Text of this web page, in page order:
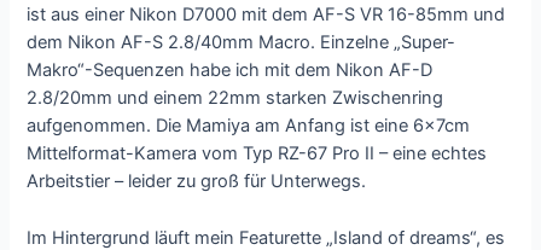
ist aus einer Nikon D7000 mit dem AF-S VR 16-85mm und
dem Nikon AF-S 2.8/40mm Macro. Einzelne „Super-
Makro“-Sequenzen habe ich mit dem Nikon AF-D
2.8/20mm und einem 22mm starken Zwischenring
aufgenommen. Die Mamiya am Anfang ist eine 6x7cm
Mittelformat-Kamera vom Typ RZ-67 Pro II – eine echtes
Arbeitstier – leider zu groß für Unterwegs.
Im Hintergrund läuft mein Featurette „Island of dreams“, es